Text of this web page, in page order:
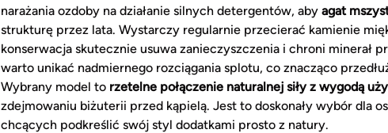
narażania ozdoby na działanie silnych detergentów, aby agat
strukturę przez lata. Wystarczy regularnie przecierać kamienie
konserwacja skutecznie usuwa zanieczyszczenia i chroni minerał
warto unikać nadmiernego rozciągania splotu, co znacząco
Wybrany model to rzetelne połączenie naturalnej siły z wygodą
zdejmowaniu biżuterii przed kąpielą. Jest to doskonały wybór dla
chcących podkreślić swój styl dodatkami prosto z natury.